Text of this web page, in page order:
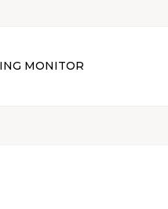
MONITOR